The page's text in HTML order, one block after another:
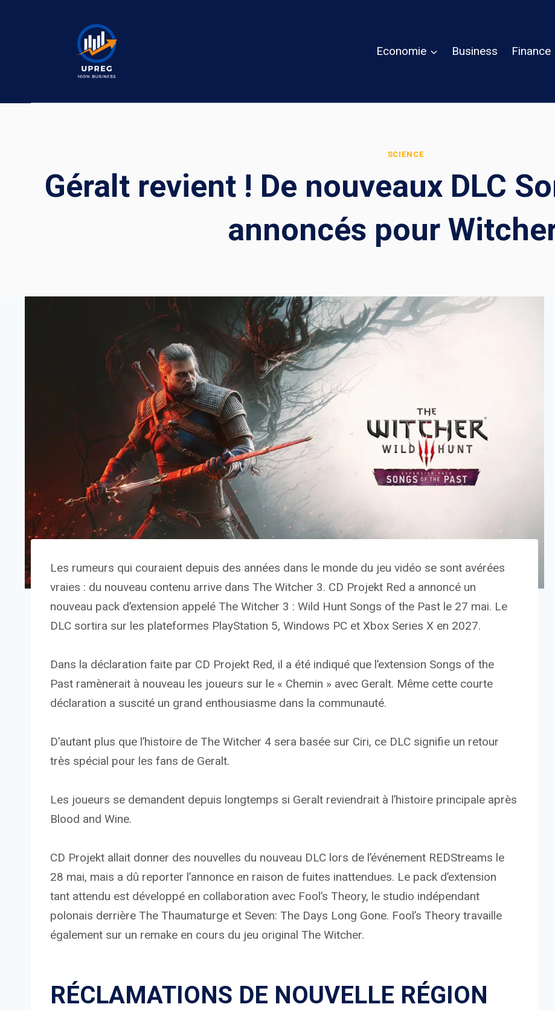
Economie Business Finance
SCIENCE
Géralt revient ! De nouveaux DLC
annoncés pour
Les rumeurs qui couraient depuis des années dans le monde du jeu vidéo se sont avérées
vraies : du nouveau contenu arrive dans The Witcher 3. CD Projekt Red a annoncé un
nouveau pack d’extension appelé The Witcher 3 : Wild Hunt Songs of the Past le 27 mai. Le
DLC sortira sur les plateformes PlayStation 5, Windows PC et Xbox Series X en 2027.
Dans la déclaration faite par CD Projekt Red, il a été indiqué que l’extension Songs of the
Past ramènerait à nouveau les joueurs sur le « Chemin » avec Geralt. Même cette courte
déclaration a suscité un grand enthousiasme dans la communauté.
D’autant plus que l’histoire de The Witcher 4 sera basée sur Ciri, ce DLC signifie un retour
très spécial pour les fans de Geralt.
Les joueurs se demandent depuis longtemps si Geralt reviendrait à l’histoire principale après
Blood and Wine.
CD Projekt allait donner des nouvelles du nouveau DLC lors de l’événement REDStreams le
28 mai, mais a dû reporter l’annonce en raison de fuites inattendues. Le pack d’extension
tant attendu est développé en collaboration avec Fool’s Theory, le studio indépendant
polonais derrière The Thaumaturge et Seven: The Days Long Gone. Fool’s Theory travaille
également sur un remake en cours du jeu original The Witcher.
RÉCLAMATIONS DE NOUVELLE RÉGION